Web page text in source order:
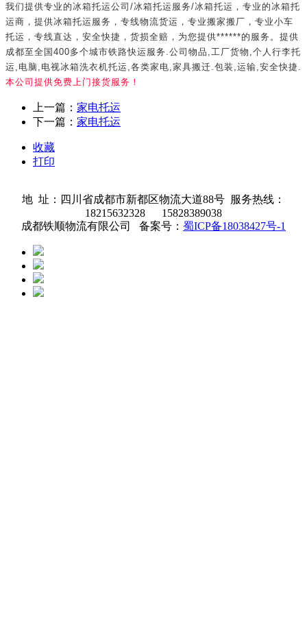
我们提供专业的冰箱托运公司 /冰箱托运服务/冰箱托运，专业的冰箱托
运商，提供冰箱托运服务，专线物流货运，专业搬家搬厂，专业小车
托运，专线直达，安全快捷，货损全赔，为您提供******的服务。提供
成都至全国 400多个城市铁路快运服务 .公司物品 ,工厂货物 ,个人行李托
运, 电脑 , 电视冰箱洗衣机托运,各类家电,家具搬迁.包装 ,运输,安全快捷.
本公司提供免费上门接货服务！
上一篇： 家电托运
下一篇： 家电托运
收藏
打印
地 址：四川省成都市新都区物流大道88号 服务热线：
18215632328 15828389038
成都铁顺物流有限公司 备案号： 蜀ICP备18038427号-1